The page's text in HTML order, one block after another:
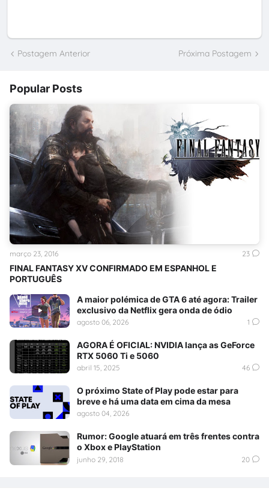
Postagem Anterior Próxima Postagem
Popular Posts
FINAL FANTASY XV CONFIRMADO EM ESPANHOL E
PORTUGUÊS
março 23, 2016 23
A maior polémica de GTA 6 até agora: Trailer
exclusivo da Netflix gera onda de ódio
agosto 06, 2026 1
AGORA É OFICIAL: NVIDIA lança as GeForce
RTX 5060 Ti e 5060
abril 15, 2025 46
O próximo State of Play pode estar para
breve e há uma data em cima da mesa
agosto 04, 2026
Rumor: Google atuará em três frentes contra
o Xbox e PlayStation
junho 29, 2018 20